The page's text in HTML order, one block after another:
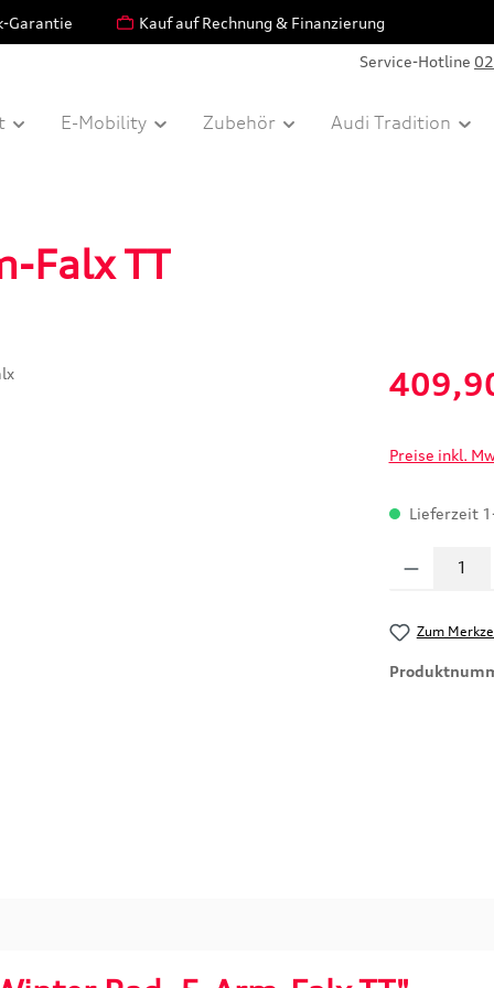
Garantie Kauf auf Rechnung & Finanzierung
Service-Hotline
E-Mobility Zubehör Audi Tradition
Falx TT
Verkaufspreis:
Preise inkl.
Lieferzeit
Produkt
Zum